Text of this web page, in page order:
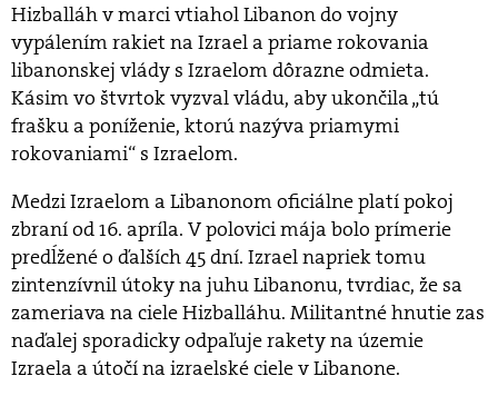
Hizballáh v marci vtiahol Libanon do vojny
vypálením rakiet na Izrael a priame rokovania
libanonskej vlády s Izraelom dôrazne odmieta.
Kásim vo štvrtok vyzval vládu, aby ukončila „tú
frašku a poníženie, ktorú nazýva priamymi
rokovaniami“ s Izraelom.
Medzi Izraelom a Libanonom oficiálne platí pokoj
zbraní od 16. apríla. V polovici mája bolo prímerie
predĺžené o ďalších 45 dní. Izrael napriek tomu
zintenzívnil útoky na juhu Libanonu, tvrdiac, že sa
zameriava na ciele Hizballáhu. Militantné hnutie zas
naďalej sporadicky odpaľuje rakety na územie
Izraela a útočí na izraelské ciele v Libanone.